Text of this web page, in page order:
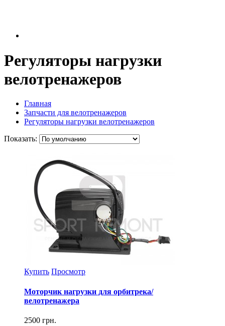
Регуляторы нагрузки
велотренажеров
Главная
Запчасти для велотренажеров
Регуляторы нагрузки велотренажеров
Показать:
Купить Просмотр
Моторчик нагрузки для орбитрека/
велотренажера
2500 грн.